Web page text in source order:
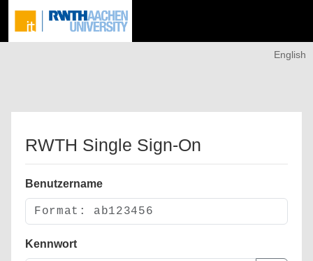
English
RWTH Single Sign-On
Benutzername
Kennwort